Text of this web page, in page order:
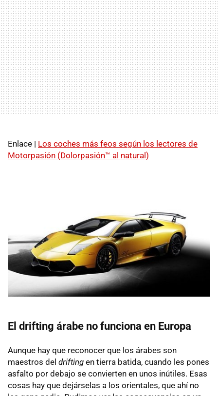
Enlace | Los coches más feos según los lectores de
Motorpasión (Dolorpasión™ al natural)
El drifting árabe no funciona en Europa
Aunque hay que reconocer que los árabes son
maestros del drifting en tierra batida, cuando les pones
asfalto por debajo se convierten en unos inútiles. Esas
cosas hay que dejárselas a los orientales, que ahí no